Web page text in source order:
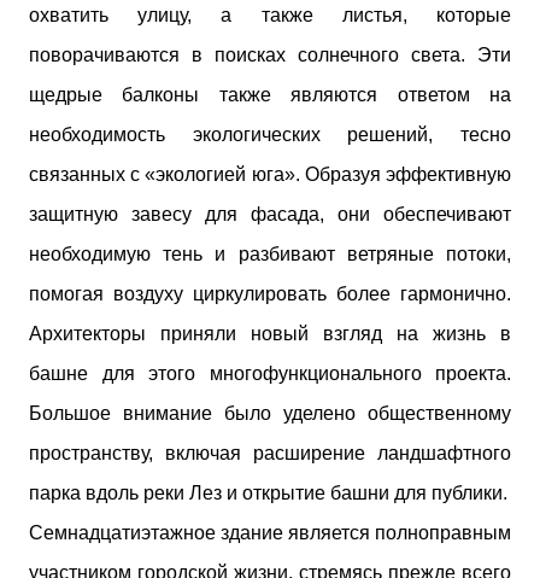
охватить улицу, а также листья, которые
поворачиваются в поисках солнечного света. Эти
щедрые балконы также являются ответом на
необходимость экологических решений, тесно
связанных с «экологией юга». Образуя эффективную
защитную завесу для фасада, они обеспечивают
необходимую тень и разбивают ветряные потоки,
помогая воздуху циркулировать более гармонично.
Архитекторы приняли новый взгляд на жизнь в
башне для этого многофункционального проекта.
Большое внимание было уделено общественному
пространству, включая расширение ландшафтного
парка вдоль реки Лез и открытие башни для публики.
Семнадцатиэтажное здание является полноправным
участником городской жизни, стремясь прежде всего